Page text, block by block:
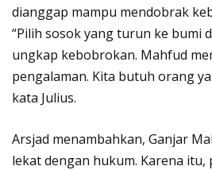
dianggap mampu mendobrak
“Pilih sosok yang turun ke bumi
ungkap kebobrokan. Mahfud
pengalaman. Kita butuh orang
kata Julius.
Arsjad menambahkan, Ganjar
lekat dengan hukum. Karena